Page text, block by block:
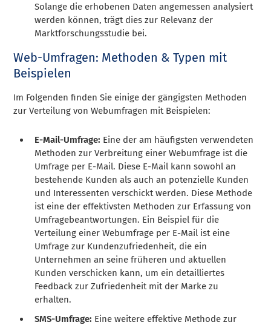
Solange die erhobenen Daten angemessen analysiert
werden können, trägt dies zur Relevanz der
Marktforschungsstudie bei.
Web-Umfragen: Methoden & Typen mit
Beispielen
Im Folgenden finden Sie einige der gängigsten Methoden
zur Verteilung von Webumfragen mit Beispielen:
E-Mail-Umfrage: Eine der am häufigsten verwendeten
Methoden zur Verbreitung einer Webumfrage ist die
Umfrage per E-Mail. Diese E-Mail kann sowohl an
bestehende Kunden als auch an potenzielle Kunden
und Interessenten verschickt werden. Diese Methode
ist eine der effektivsten Methoden zur Erfassung von
Umfragebeantwortungen. Ein Beispiel für die
Verteilung einer Webumfrage per E-Mail ist eine
Umfrage zur Kundenzufriedenheit, die ein
Unternehmen an seine früheren und aktuellen
Kunden verschicken kann, um ein detailliertes
Feedback zur Zufriedenheit mit der Marke zu
erhalten.
SMS-Umfrage: Eine weitere effektive Methode zur